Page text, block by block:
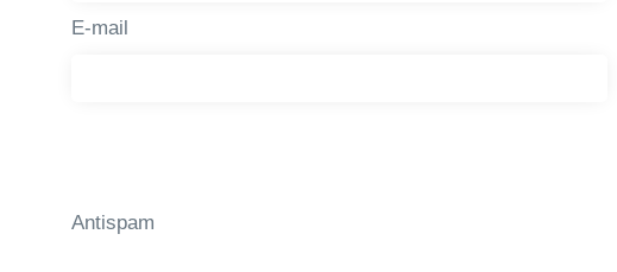
E-mail
Antispam